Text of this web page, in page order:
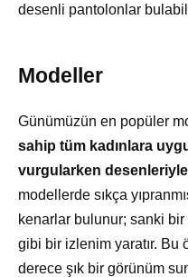
desenli pantolonlar
Modeller
Günümüzün en popüler
sahip tüm kadınlara
vurgularken
modellerde sıkça
kenarlar bulunur; sanki bir
gibi bir izlenim yaratır. Bu
derece şık bir görünüm